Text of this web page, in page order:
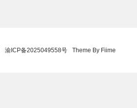
渝ICP备2025049558号 Theme By Fiime